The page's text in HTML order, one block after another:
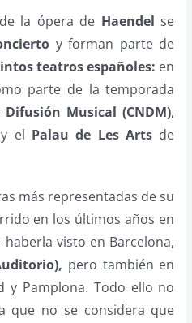
la ópera de Haendel se
y forman parte de
teatros españoles: en
parte de la temporada
Musical (CNDM),
y el Palau de Les Arts de
más representadas de su
en los últimos años en
visto en Barcelona,
pero también en
y Pamplona. Todo ello no
que no se considera que